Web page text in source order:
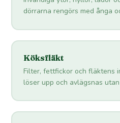
dörrarna rengörs med ånga
Köksfläkt
Filter, fettfickor och fläktens
löser upp och avlägsnas